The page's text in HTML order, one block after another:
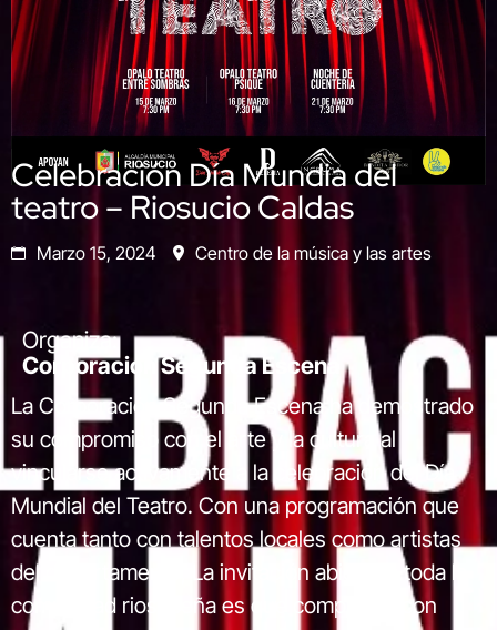
Celebración Día Mundia del
teatro – Riosucio Caldas
Marzo 15, 2024 Centro de la música y las artes
Organiza:
Corporación Segunda Escena
La Corporación Segunda Escena ha demostrado
su compromiso con el arte y la cultura al
vincularse activamente a la celebración del Día
Mundial del Teatro. Con una programación que
cuenta tanto con talentos locales como artistas
del departamento, La invitación abierta a toda la
comunidad riosuceña es que compartan con